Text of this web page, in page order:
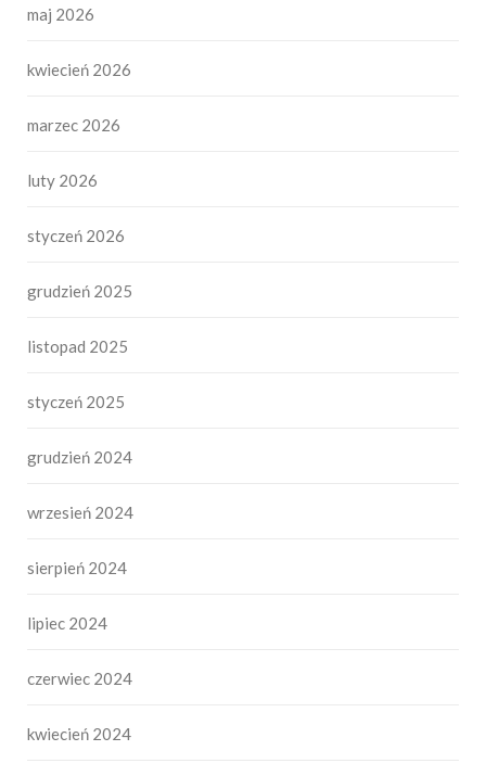
maj 2026
kwiecień 2026
marzec 2026
luty 2026
styczeń 2026
grudzień 2025
listopad 2025
styczeń 2025
grudzień 2024
wrzesień 2024
sierpień 2024
lipiec 2024
czerwiec 2024
kwiecień 2024